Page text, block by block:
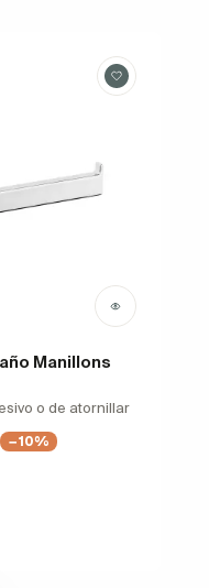
Manillons
o de atornillar
−10%